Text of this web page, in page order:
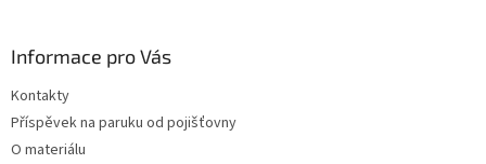
Informace pro Vás
Kontakty
Příspěvek na paruku od pojišťovny
O materiálu